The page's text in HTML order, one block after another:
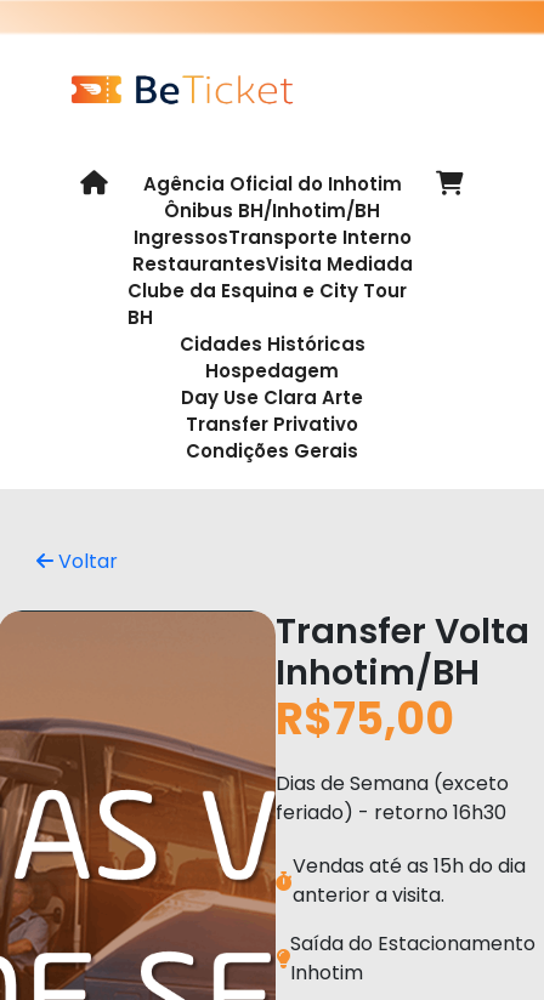
Agência Oficial do Inhotim
Ônibus BH/Inhotim/BH
IngressosTransporte Interno
RestaurantesVisita Mediada
Clube da Esquina e City Tour
BH
Cidades Históricas
Hospedagem
Day Use Clara Arte
Transfer Privativo
Condições Gerais
Voltar
Transfer Volta
Inhotim/BH
R$75,00
Dias de Semana (exceto
feriado) - retorno 16h30
Vendas até as 15h do dia
anterior a visita.
Saída do Estacionamento
Inhotim